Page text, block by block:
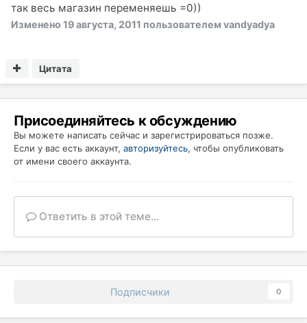
так весь магазин переменяешь =0))
Изменено 19 августа, 2011 пользователем vandyadya
Цитата
Присоединяйтесь к обсуждению
Вы можете написать сейчас и зарегистрироваться позже.
Если у вас есть аккаунт, авторизуйтесь, чтобы опубликовать
от имени своего аккаунта.
Ответить в этой теме...
Подписчики 0